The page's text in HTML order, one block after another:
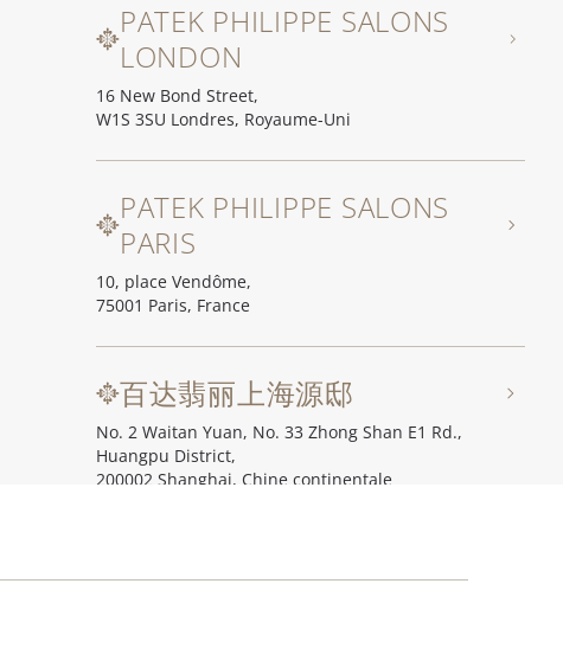
PATEK PHILIPPE SALONS
LONDON
16 New Bond Street,
W1S 3SU Londres, Royaume-Uni
PATEK PHILIPPE SALONS
PARIS
10, place Vendôme,
75001 Paris, France
百达翡丽上海源邸
No. 2 Waitan Yuan, No. 33 Zhong Shan E1 Rd.,
Huangpu District,
200002 Shanghai, Chine continentale